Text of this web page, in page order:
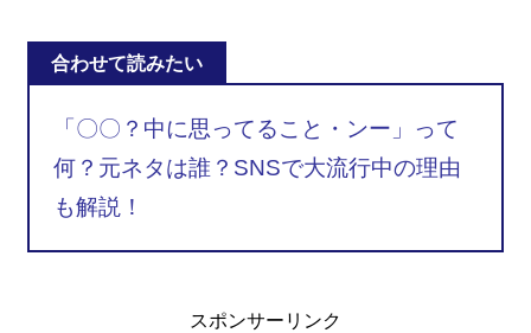
合わせて読みたい
「〇〇？中に思ってること・ンー」って
何？元ネタは誰？SNSで大流行中の理由
も解説！
スポンサーリンク